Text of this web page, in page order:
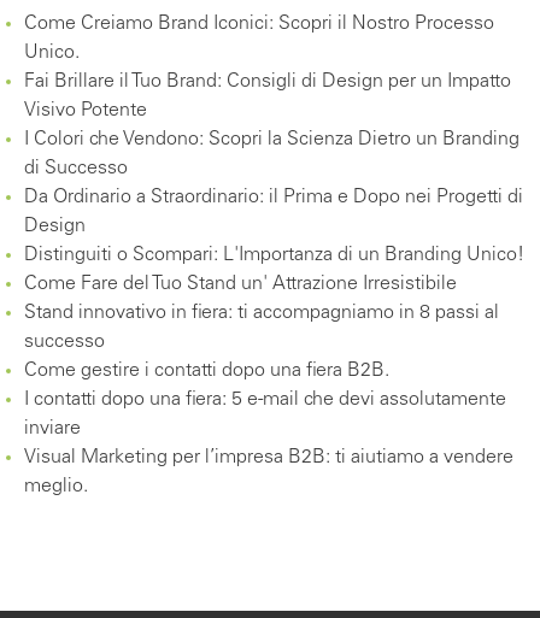
Come Creiamo Brand Iconici: Scopri il Nostro Processo
Unico.
Fai Brillare il Tuo Brand: Consigli di Design per un Impatto
Visivo Potente
I Colori che Vendono: Scopri la Scienza Dietro un Branding
di Successo
Da Ordinario a Straordinario: il Prima e Dopo nei Progetti di
Design
Distinguiti o Scompari: L'Importanza di un Branding Unico!
Come Fare del Tuo Stand un' Attrazione Irresistibile
Stand innovativo in fiera: ti accompagniamo in 8 passi al
successo
Come gestire i contatti dopo una fiera B2B.
I contatti dopo una fiera: 5 e-mail che devi assolutamente
inviare
Visual Marketing per l’impresa B2B: ti aiutiamo a vendere
meglio.